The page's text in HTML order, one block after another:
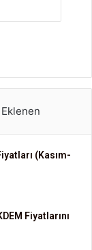
(Kasım-
Fiyatlarını